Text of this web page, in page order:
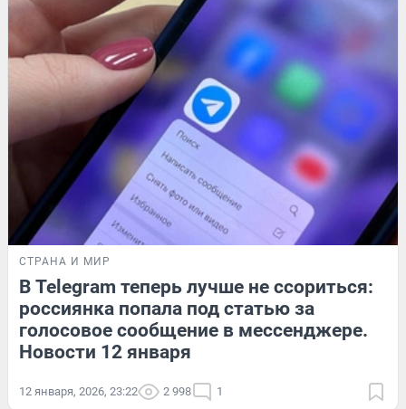
СТРАНА И МИР
В Telegram теперь лучше не ссориться:
россиянка попала под статью за
голосовое сообщение в мессенджере.
Новости 12 января
12 января, 2026, 23:22 2 998 1